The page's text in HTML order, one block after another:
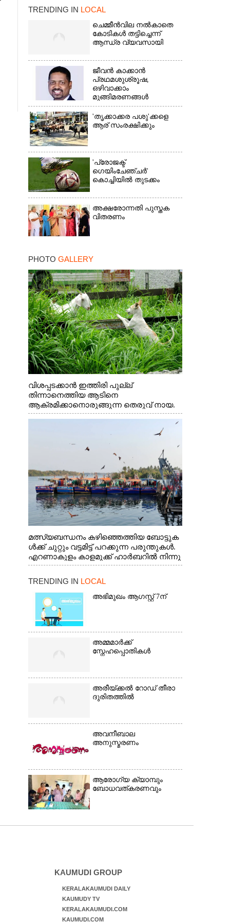
TRENDING IN LOCAL
ചെമ്മീൻവില നൽകാതെ
കോടികൾ തട്ടിച്ചെന്ന്
ആന്ധ്ര വ്യവസായി
ജീവൻ കാക്കാൻ
പ്രഥമശുശ്രൂഷ,
ഒഴിവാക്കാം
മുങ്ങിമരണങ്ങൾ
'തൃക്കാക്കര പശു'ക്കളെ
ആര് സംരക്ഷിക്കും
'പ്രോജക്ട്
ഗെയിംചേഞ്ചർ'
കൊച്ചിയിൽ തുടക്കം
അക്ഷരോന്നതി പുസ്തക
വിതരണം
PHOTO GALLERY
വിശപ്പടക്കാൻ ഇത്തിരി പുല്ല്
തിന്നാനെത്തിയ ആടിനെ
ആക്രമിക്കാനൊരുങ്ങുന്ന തെരുവ് നായ.
എറണാകുളം വാത്തുരുത്തിയിൽ നിന്നുള്ള
മത്സ്യബന്ധനം കഴിഞ്ഞെത്തിയ ബോട്ടുക
ൾക്ക് ചുറ്റും വട്ടമിട്ട് പറക്കുന്ന പരുന്തുകൾ.
എറണാകുളം കാളമുക്ക് ഹാർബറിൽ നിന്നു
ള്ള കാഴ്ച
TRENDING IN LOCAL
അഭിമുഖം ആഗസ്റ്റ് 7ന്
അമ്മമാർക്ക്
സ്നേഹപ്പൊതികൾ
അരീയ്ക്കൽ റോഡ് തീരാ
ദുരിതത്തിൽ
അവനീബാല
അനുസ്മരണം
ആരോഗ്യ ക്യാമ്പും
ബോധവത്കരണവും
KAUMUDI GROUP
KERALAKAUMUDI DAILY
KAUMUDY TV
KERALAKAUMUDI.COM
KAUMUDI.COM
×